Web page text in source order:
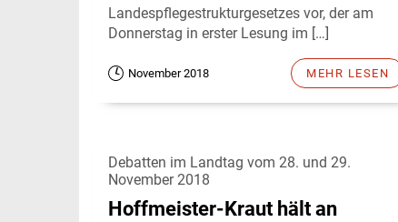
Landespflegestrukturgesetzes vor, der am
Donnerstag in erster Lesung im […]
November 2018 MEHR LESEN
Debatten im Landtag vom 28. und 29.
November 2018
Hoffmeister-Kraut hält an